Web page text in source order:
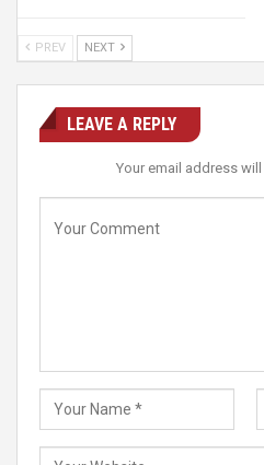
PREV NEXT
LEAVE A REPLY
Your email address